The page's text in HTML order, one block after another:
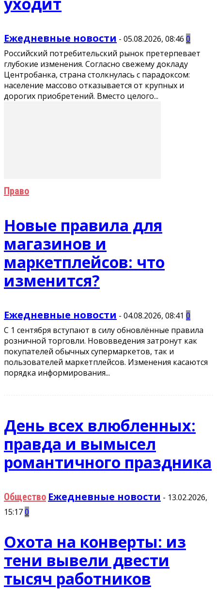
Ежедневные новости - 05.08.2026, 08:46 0
Российский потребительский рынок претерпевает
глубокие изменения. Согласно свежему докладу
Центробанка, страна столкнулась с парадоксом:
население массово отказывается от крупных и
дорогих приобретений. Вместо целого...
Право
Новые правила для
магазинов и
маркетплейсов: что
изменится?
Ежедневные новости - 04.08.2026, 08:41 0
С 1 сентября вступают в силу обновлённые правила
розничной торговли. Нововведения затронут как
покупателей обычных супермаркетов, так и
пользователей маркетплейсов. Изменения касаются
порядка информирования...
День всех влюбленных:
правда и вымысел
романтичного праздника
Общество Ежедневные новости - 13.02.2026,
15:170
Охота на конверты: из
тени вывели двести
тысяч работников